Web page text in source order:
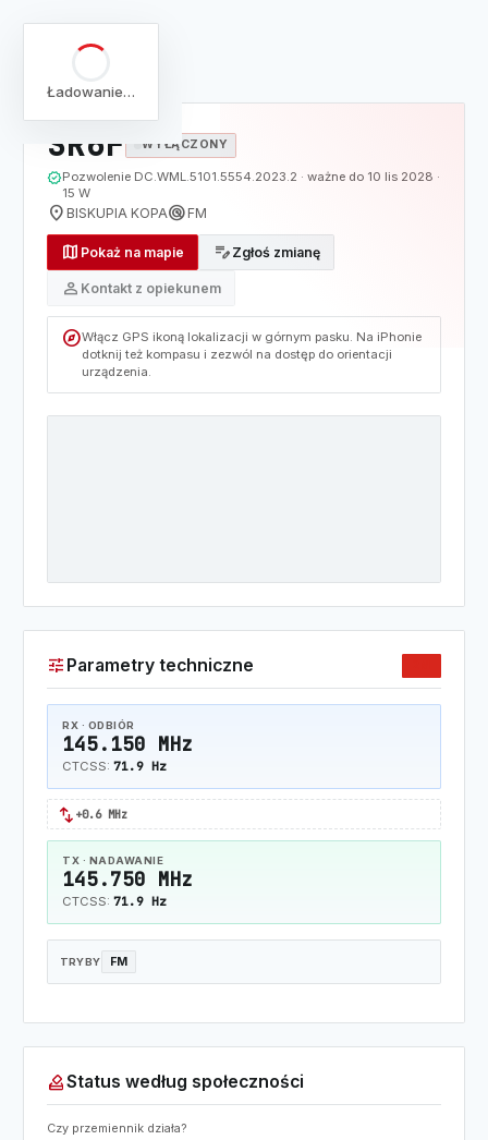
Ładowanie…
SR6F WYŁĄCZONY
verifiedPozwolenie DC.WML.5101.5554.2023.2 · ważne do 10 lis 2028 ·
15 W
location_on BISKUPIA KOPAradar FM
map Pokaż na mapie edit_note Zgłoś zmianę
person Kontakt z opiekunem
exploreWłącz GPS ikoną lokalizacji w górnym pasku. Na iPhonie
dotknij też kompasu i zezwól na dostęp do orientacji
urządzenia.
tune Parametry techniczne
RX · ODBIÓR
145.150 MHz
CTCSS:71.9 Hz
swap_horiz+0.6 MHz
TX · NADAWANIE
145.750 MHz
CTCSS:71.9 Hz
TRYBY FM
how_to_voteStatus według społeczności
Czy przemiennik działa?